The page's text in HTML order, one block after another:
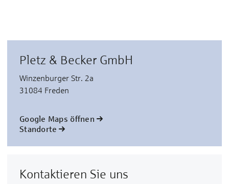
Pletz & Becker GmbH
Winzenburger Str. 2a
31084 Freden
Google Maps öffnen
Standorte
Kontaktieren Sie uns